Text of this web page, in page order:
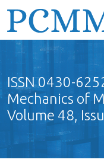
ISSN 0430-
Mechanics of
Volume 48,